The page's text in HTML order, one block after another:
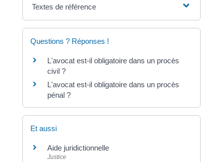
Textes de référence
Questions ? Réponses !
L'avocat est-il obligatoire dans un procès
civil ?
L'avocat est-il obligatoire dans un procès
pénal ?
Et aussi
Aide juridictionnelle
Justice